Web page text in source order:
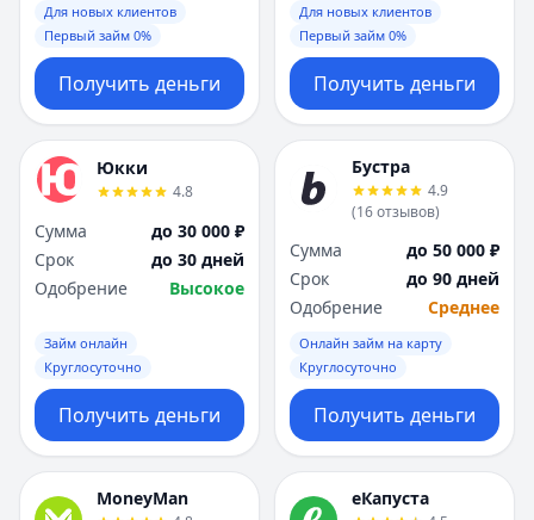
Для новых клиентов
Первый займ 0%
Получить деньги
Для новых клиентов
Первый займ 0%
Получить деньги
Юкки
4.8
Сумма
до 30 000 ₽
Срок
до 30 дней
Одобрение
Высокое
Займ онлайн
Круглосуточно
Получить деньги
Бустра
4.9
(16отзывов)
Сумма
до 50 000 ₽
Срок
до 90 дней
Одобрение
Среднее
Онлайн займ на карту
Круглосуточно
Получить деньги
MoneyMan еКапуста